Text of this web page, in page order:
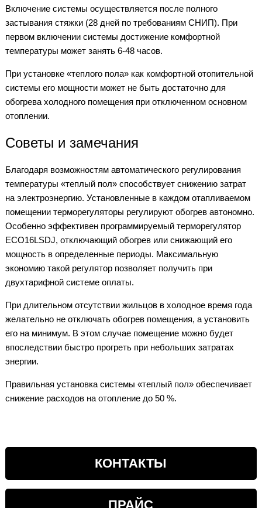
Включение системы осуществляется после полного
застывания стяжки (28 дней по требованиям СНИП). При
первом включении системы достижение комфортной
температуры может занять 6-48 часов.
При установке «теплого пола» как комфортной отопительной
системы его мощности может не быть достаточно для
обогрева холодного помещения при отключенном основном
отоплении.
Советы и замечания
Благодаря возможностям автоматического регулирования
температуры «теплый пол» способствует снижению затрат
на электроэнергию. Установленные в каждом отапливаемом
помещении терморегуляторы регулируют обогрев автономно.
Особенно эффективен программируемый терморегулятор
ECO16LSDJ, отключающий обогрев или снижающий его
мощность в определенные периоды. Максимальную
экономию такой регулятор позволяет получить при
двухтарифной системе оплаты.
При длительном отсутствии жильцов в холодное время года
желательно не отключать обогрев помещения, а установить
его на минимум. В этом случае помещение можно будет
впоследствии быстро прогреть при небольших затратах
энергии.
Правильная установка системы «теплый пол» обеспечивает
снижение расходов на отопление до 50 %.
КОНТАКТЫ
ПРАЙС